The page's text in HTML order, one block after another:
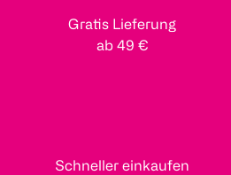
Gratis Lieferung
ab 49 €
Schneller einkaufen